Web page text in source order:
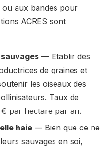
ou aux bandes pour
ACRES sont
— Etablir des
de graines et
les oiseaux des
Taux de
par hectare par an.
haie — Bien que ce ne
sauvages en soi,